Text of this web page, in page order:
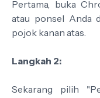
Pertama, buka
atau ponsel Anda
pojok kanan atas.
Langkah 2:
Sekarang pilih